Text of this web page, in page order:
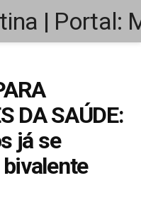
DA SAÚDE:
já se